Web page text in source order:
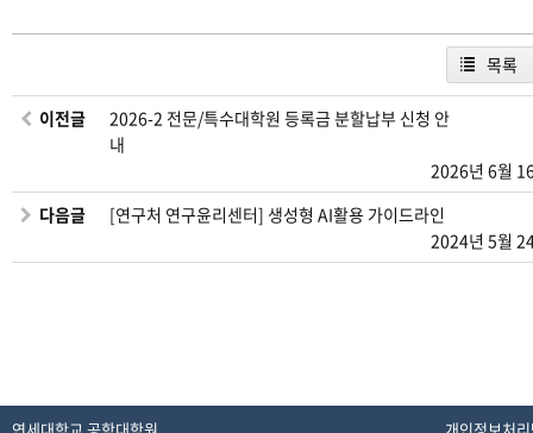
목록
이전글
2026-2 전문/특수대학원 등록금 분할납부 신청 안
내
2026년 6월
다음글
[연구처 연구윤리센터] 생성형 AI활용 가이드라인
2024년 5월